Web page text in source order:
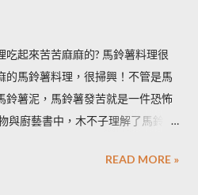
吃起來苦苦麻麻的? 馬鈴薯料理很
的馬鈴薯料理，很掃興！不管是馬
鈴薯泥，馬鈴薯發苦就是一件恐怖
與廚藝書中，木不子理解了馬鈴薯
嗎？ 正常。馬鈴薯以含有大量茄
READ MORE »